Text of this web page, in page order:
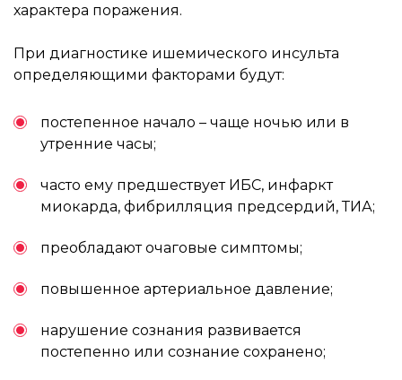
характера поражения.
При диагностике ишемического инсульта
определяющими факторами будут:
постепенное начало – чаще ночью или в
утренние часы;
часто ему предшествует ИБС, инфаркт
миокарда, фибрилляция предсердий, ТИА;
преобладают очаговые симптомы;
повышенное артериальное давление;
нарушение сознания развивается
постепенно или сознание сохранено;